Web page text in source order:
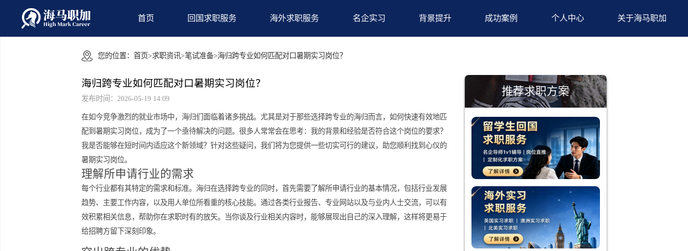
首页 回国求职服务 海外求职服务 名企实习 背景提升 成功案例 个人中心
您的位置： 首页 >求职资讯>笔试准备>海归跨专业如何匹配对口暑期实习岗位？
海归跨专业如何匹配对口暑期实习岗位？
在如今竞争激烈的就业市场中，海归们面临着诸多挑战。尤其是对于那些选择跨专业的海归而言，如何快速有效地匹
配到暑期实习岗位，成为了一个亟待解决的问题。很多人常常会在思考：我的背景和经验是否符合这个岗位的要求？
我是否能够在短时间内适应这个新领域？针对这些疑问，我们将为您提供一些切实可行的建议，助您顺利找到心仪的
暑期实习岗位。
理解所申请行业的需求
每个行业都有其特定的需求和标准。海归在选择跨专业的同时，首先需要了解所申请行业的基本情况，包括行业发展
趋势、主要工作内容，以及用人单位所看重的核心技能。通过各类行业报告、专业网站以及与业内人士交流，可以有
效积累相关信息，帮助你在求职时有的放矢。当你谈及行业相关内容时，能够展现出自己的深入理解，这样将更易于
推荐求职方案